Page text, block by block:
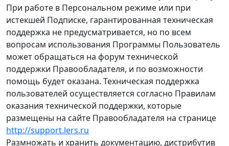
При работе в Персональном режиме или при
истекшей Подписке, гарантированная техническая
поддержка не предусматривается, но по всем
вопросам использования Программы Пользователь
может обращаться на форум технической
поддержки Правообладателя, и по возможности
помощь будет оказана. Техническая поддержка
пользователей осуществляется согласно Правилам
оказания технической поддержки, которые
размещены на сайте Правообладателя на странице
http://support.lers.ru
Размножать и хранить документацию, дистрибутив